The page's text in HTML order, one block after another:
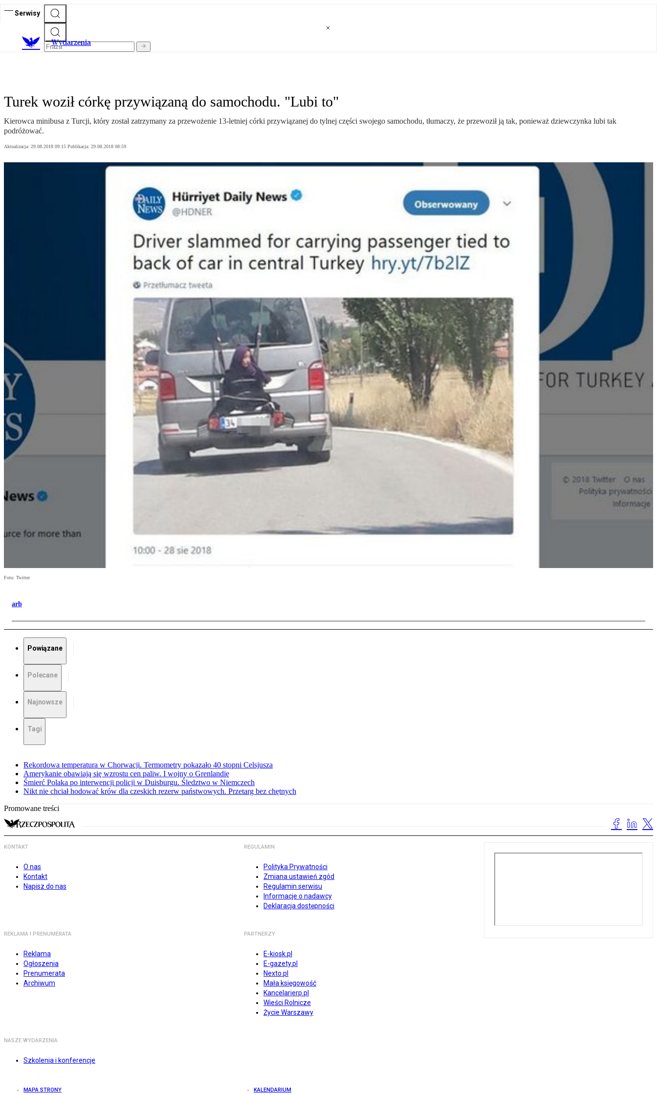
Serwisy
Wydarzenia
Turek woził córkę przywiązaną do samochodu. "Lubi to"
Kierowca minibusa z Turcji, który został zatrzymany za przewożenie 13-letniej córki przywiązanej do tylnej części swojego samochodu, tłumaczy, że przewoził ją tak, ponieważ dziewczynka lubi tak
podróżować.
Aktualizacja: 29.08.2018 09:15 Publikacja: 29.08.2018 08:59
Foto: Twitter
arb
Powiązane
Polecane
Najnowsze
Tagi
Rekordowa temperatura w Chorwacji. Termometry pokazało 40 stopni Celsjusza
Amerykanie obawiają się wzrostu cen paliw. I wojny o Grenlandię
Śmierć Polaka po interwencji policji w Duisburgu. Śledztwo w Niemczech
Nikt nie chciał hodować krów dla czeskich rezerw państwowych. Przetarg bez chętnych
Promowane treści
KONTAKT
O nas
Kontakt
Napisz do nas
REGULAMIN
Polityka Prywatności
Zmiana ustawień zgód
Regulamin serwisu
Informacje o nadawcy
Deklaracja dostępności
REKLAMA I PRENUMERATA
Reklama
Ogłoszenia
Prenumerata
Archiwum
PARTNERZY
E-kiosk.pl
E-gazety.pl
Nexto.pl
Mała księgowość
Kancelarierp.pl
Wieści Rolnicze
Życie Warszawy
NASZE WYDARZENIA
Szkolenia i konferencje
MAPA STRONY KALENDARIUM